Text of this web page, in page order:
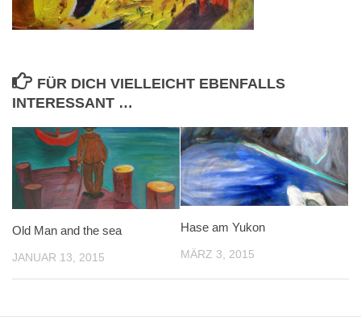
FÜR DICH VIELLEICHT EBENFALLS
INTERESSANT …
Old Man and the sea
JANUAR 13, 2015
Hase am Yukon
MÄRZ 3, 2015